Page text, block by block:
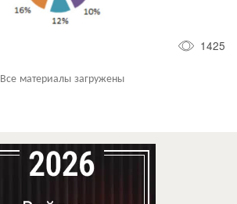
1425
Все материалы загружены